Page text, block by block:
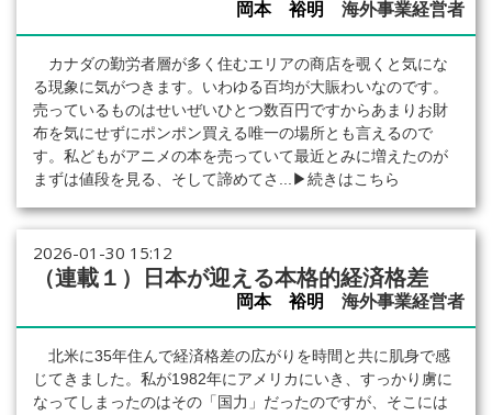
岡本 裕明 海外事業経営者
カナダの勤労者層が多く住むエリアの商店を覗くと気にな
る現象に気がつきます。いわゆる百均が大賑わいなのです。
売っているものはせいぜいひとつ数百円ですからあまりお財
布を気にせずにポンポン買える唯一の場所とも言えるので
す。私どもがアニメの本を売っていて最近とみに増えたのが
まずは値段を見る、そして諦めてさ...
▶続きはこちら
2026-01-30 15:12
（連載１）日本が迎える本格的経済格差
岡本 裕明 海外事業経営者
北米に35年住んで経済格差の広がりを時間と共に肌身で感
じてきました。私が1982年にアメリカにいき、すっかり虜に
なってしまったのはその「国力」だったのですが、そこには